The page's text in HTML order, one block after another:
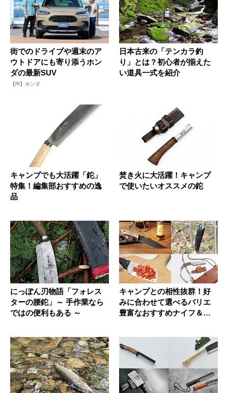
街でのドライブや週末のア
ウトドアにも寄り添うホン
ダの最新SUV
【PR】ホンダ
日本古来の「テンカラ釣
り」とは？初心者が揃えた
い道具一式を紹介
キャンプでも大活躍「鉈」
特集！編集部おすすめの逸
品
焚き火に大活躍！キャンプ
で使いたいオススメの鉈
にっぽん刃物語「フォレス
ターの腰鉈」～ 手作業なら
ではの便利もある ～
キャンプとの相性抜群！好
みに合わせて選べるバリエ
豊富なおすすめナイフ＆刃